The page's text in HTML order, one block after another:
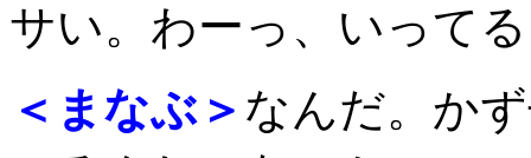
サい。わーっ、いって
＜まなぶ＞ なんだ。か